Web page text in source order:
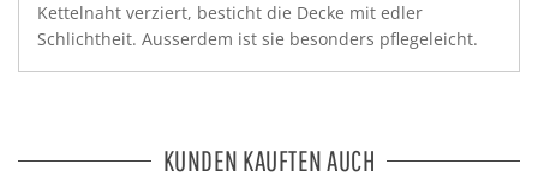
Kettelnaht verziert, besticht die Decke mit edler
Schlichtheit. Ausserdem ist sie besonders pflegeleicht.
KUNDEN KAUFTEN AUCH